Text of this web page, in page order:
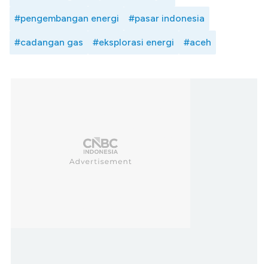
#pengembangan energi #pasar indonesia
#cadangan gas #eksplorasi energi #aceh